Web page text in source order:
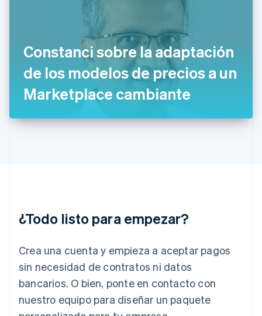
Constanci sobre la adaptación
de los modelos de precios a un
Marketplace cambiante
¿Todo listo para empezar?
Crea una cuenta y empieza a aceptar pagos
sin necesidad de contratos ni datos
bancarios. O bien, ponte en contacto con
nuestro equipo para diseñar un paquete
English
Gibraltar
English
Grecia
English
Hungría
India
Letonia
English
Deutsch English
Lituania
English
Luxemburgo
FrançaisDeutsch English